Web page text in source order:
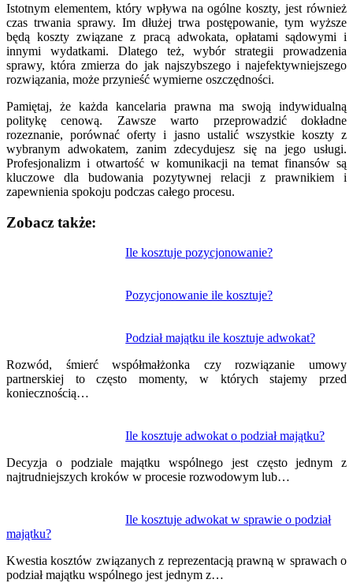
Istotnym elementem, który wpływa na ogólne koszty, jest również
czas trwania sprawy. Im dłużej trwa postępowanie, tym wyższe
będą koszty związane z pracą adwokata, opłatami sądowymi i
innymi wydatkami. Dlatego też, wybór strategii prowadzenia
sprawy, która zmierza do jak najszybszego i najefektywniejszego
rozwiązania, może przynieść wymierne oszczędności.
Pamiętaj, że każda kancelaria prawna ma swoją indywidualną
politykę cenową. Zawsze warto przeprowadzić dokładne
rozeznanie, porównać oferty i jasno ustalić wszystkie koszty z
wybranym adwokatem, zanim zdecydujesz się na jego usługi.
Profesjonalizm i otwartość w komunikacji na temat finansów są
kluczowe dla budowania pozytywnej relacji z prawnikiem i
zapewnienia spokoju podczas całego procesu.
Zobacz także:
Ile kosztuje pozycjonowanie?
Pozycjonowanie ile kosztuje?
Podział majątku ile kosztuje adwokat?
Rozwód, śmierć współmałżonka czy rozwiązanie umowy
partnerskiej to często momenty, w których stajemy przed
koniecznością…
Ile kosztuje adwokat o podział majątku?
Decyzja o podziale majątku wspólnego jest często jednym z
najtrudniejszych kroków w procesie rozwodowym lub…
Ile kosztuje adwokat w sprawie o podział
majątku?
Kwestia kosztów związanych z reprezentacją prawną w sprawach o
podział majątku wspólnego jest jednym z…